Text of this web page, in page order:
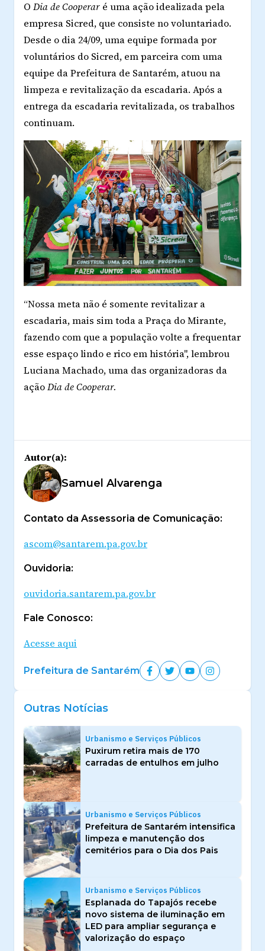
O Dia de Cooperar é uma ação idealizada pela
empresa Sicred, que consiste no voluntariado.
Desde o dia 24/09, uma equipe formada por
voluntários do Sicred, em parceira com uma
equipe da Prefeitura de Santarém, atuou na
limpeza e revitalização da escadaria. Após a
entrega da escadaria revitalizada, os trabalhos
continuam.
“Nossa meta não é somente revitalizar a
escadaria, mais sim toda a Praça do Mirante,
fazendo com que a população volte a frequentar
esse espaço lindo e rico em história", lembrou
Luciana Machado, uma das organizadoras da
açãoDia de Cooperar.
Autor(a):
Samuel Alvarenga
Contato da Assessoria de Comunicação:
ascom@santarem.pa.gov.br
Ouvidoria:
ouvidoria.santarem.pa.gov.br
Fale Conosco:
Acesse aqui
Prefeitura de Santarém
Outras Notícias
Urbanismo e Serviços Públicos
Puxirum retira mais de 170
carradas de entulhos em julho
Urbanismo e Serviços Públicos
Prefeitura de Santarém intensifica
limpeza e manutenção dos
cemitérios para o Dia dos Pais
Urbanismo e Serviços Públicos
Esplanada do Tapajós recebe
novo sistema de iluminação em
LED para ampliar segurança e
valorização do espaço